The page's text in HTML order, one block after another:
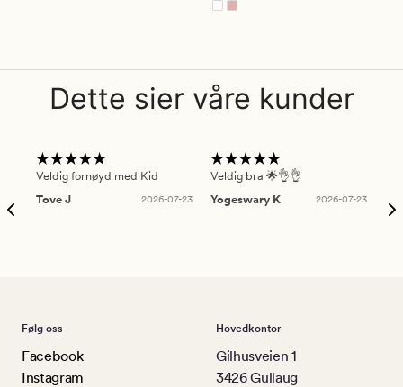
Dette sier våre kunder
Veldig fornøyd med Kid
Tove J
2026-07-23
Veldig bra 🌟👌👌
Yogeswary K
2026-07-23
Følg oss
Facebook
Instagram
Hovedkontor
Gilhusveien 1
3426 Gullaug